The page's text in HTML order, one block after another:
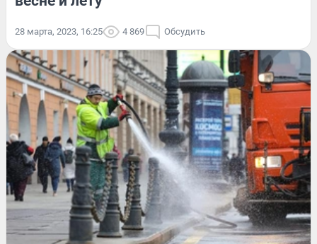
28 марта, 2023, 16:25 4 869 Обсудить